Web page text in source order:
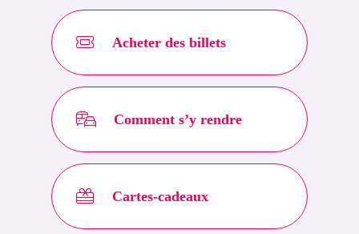
Acheter des billets
Comment s’y rendre
Cartes-cadeaux